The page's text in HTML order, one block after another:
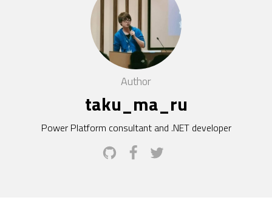
Author
taku_ma_ru
Power Platform consultant and .NET developer